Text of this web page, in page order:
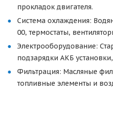
прокладок двигателя.
Система охлаждения:
00, термостаты,
Электрооборудование:
подзарядки АКБ
Фильтрация: Масляные
топливные элементы и